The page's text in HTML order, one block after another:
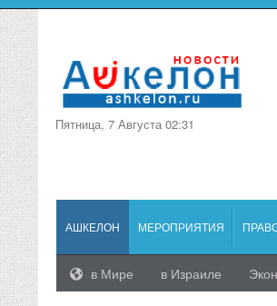
Пятница, 7 Августа 02:31
АШКЕЛОН МЕРОПРИЯТИЯ
в Мире в Израиле